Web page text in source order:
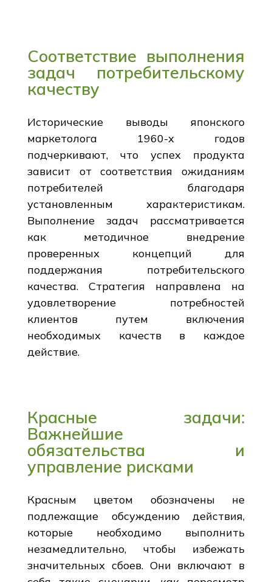
Соответствие выполнения
задач потребительскому
качеству
Исторические выводы японского
маркетолога 1960-х годов
подчеркивают, что успех продукта
зависит от соответствия ожиданиям
потребителей благодаря
установленным характеристикам.
Выполнение задач рассматривается
как методичное внедрение
проверенных концепций для
поддержания потребительского
качества. Стратегия направлена на
удовлетворение потребностей
клиентов путем включения
необходимых качеств в каждое
действие.
Красные задачи:
Важнейшие
обязательства и
управление рисками
Красным цветом обозначены не
подлежащие обсуждению действия,
которые необходимо выполнить
незамедлительно, чтобы избежать
значительных сбоев. Они включают в